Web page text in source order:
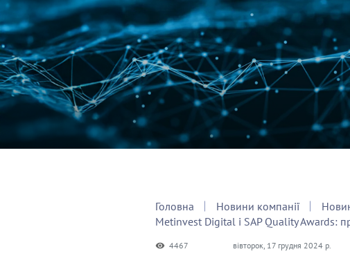
Головна Новини компанії
Metinvest Digital і SAP Quality Awards:
4467 вівторок, 17 грудня 2024 р.